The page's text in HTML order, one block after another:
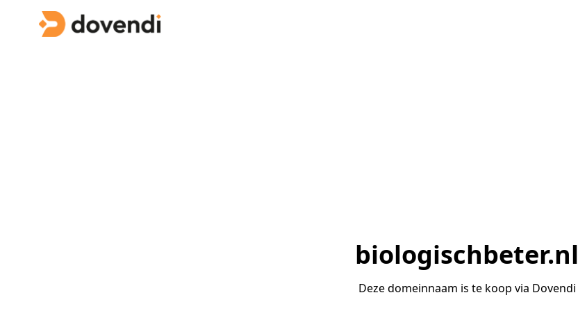
biologischbeter.nl
Deze domeinnaam is te koop via Dovendi